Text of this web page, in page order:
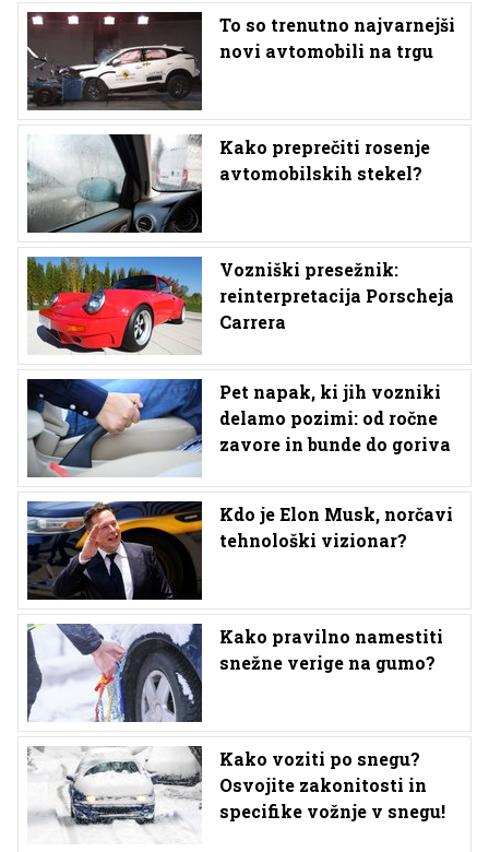
To so trenutno najvarnejši
novi avtomobili na trgu
Kako preprečiti rosenje
avtomobilskih stekel?
Vozniški presežnik:
reinterpretacija Porscheja
Carrera
Pet napak, ki jih vozniki
delamo pozimi: od ročne
zavore in bunde do goriva
Kdo je Elon Musk, norčavi
tehnološki vizionar?
Kako pravilno namestiti
snežne verige na gumo?
Kako voziti po snegu?
Osvojite zakonitosti in
specifike vožnje v snegu!